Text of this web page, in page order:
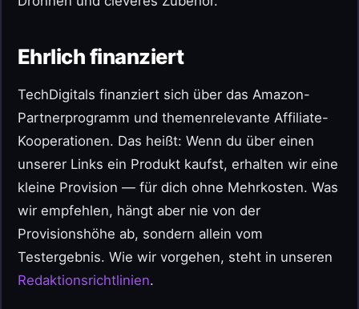
Ehrlich finanziert
TechDigitals finanziert sich über das Amazon-
Partnerprogramm und themenrelevante Affiliate-
Kooperationen. Das heißt: Wenn du über einen
unserer Links ein Produkt kaufst, erhalten wir eine
kleine Provision — für dich ohne Mehrkosten. Was
wir empfehlen, hängt aber nie von der
Provisionshöhe ab, sondern allein vom
Testergebnis. Wie wir vorgehen, steht in unseren
Redaktionsrichtlinien.